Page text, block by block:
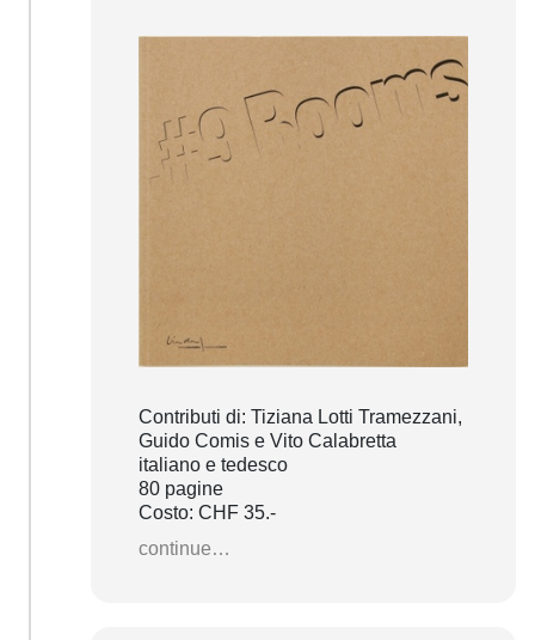
Contributi di: Tiziana Lotti Tramezzani,
Guido Comis e Vito Calabretta
italiano e tedesco
80 pagine
Costo: CHF 35.-
continue…